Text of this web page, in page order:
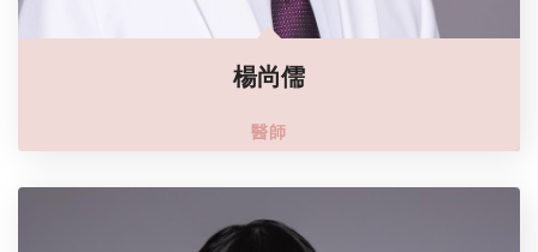
楊尚儒
醫師